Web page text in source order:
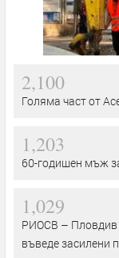
2,100
Голяма част от
1,203
60-годишен мъж
1,029
РИОСВ – Пловдив
въведе засилени